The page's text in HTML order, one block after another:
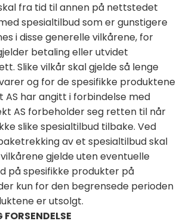
fra tid til annen på nettstedet
spesialtilbud som er gunstigere
i disse generelle vilkårene, for
betaling eller utvidet
Slike vilkår skal gjelde så lenge
og for de spesifikke produktene
AS har angitt i forbindelse med
AS forbeholder seg retten til når
slike spesialtilbud tilbake. Ved
av et spesialtilbud skal
gjelde uten eventuelle
på spesifikke produkter på
kun for den begrensede perioden
er utsolgt.